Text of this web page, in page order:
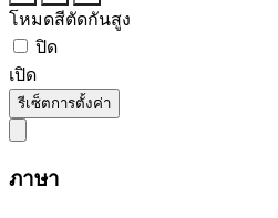
โหมดสีตัดกันสูง
ปิด
เปิด
รีเซ็ตการตั้งค่า
ภาษา